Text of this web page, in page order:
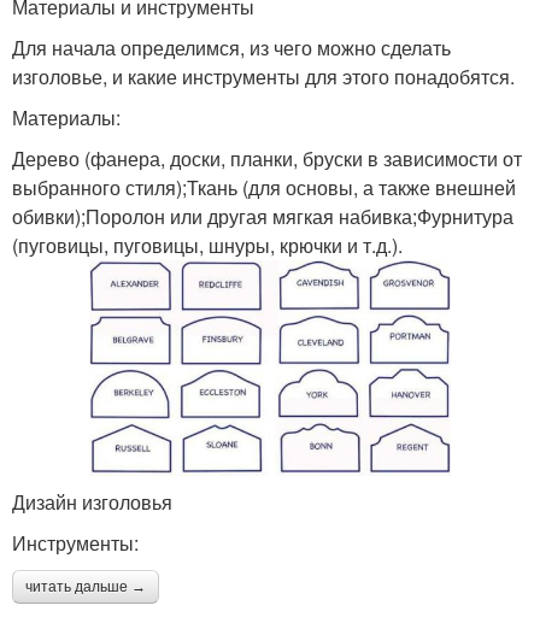
Материалы и инструменты
Для начала определимся, из чего можно сделать
изголовье, и какие инструменты для этого понадобятся.
Материалы:
Дерево (фанера, доски, планки, бруски в зависимости от
выбранного стиля);Ткань (для основы, а также внешней
обивки);Поролон или другая мягкая набивка;Фурнитура
(пуговицы, пуговицы, шнуры, крючки и т.д.).
Дизайн изголовья
Инструменты:
читать дальше →